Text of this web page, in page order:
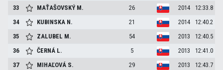
33
MAŤAŠOVSKÝ M. 26 2014
12:33.8
34
KUBINSKA N. 21 2014
12:40.2
35
ZALUBEL M. 54 2013
12:40.5
36
ČERNÁ L. 5 2013
12:41.0
37
MIHAĽOVÁ S. 29 2013
12:43.7